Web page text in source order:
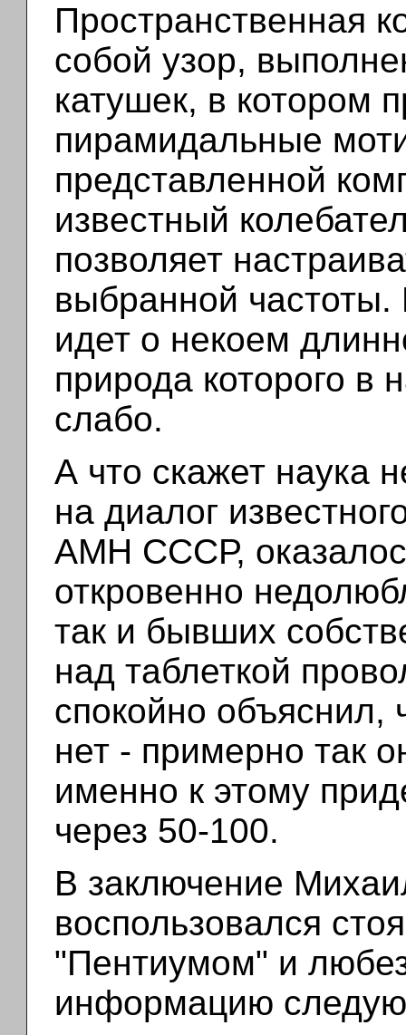
Пространственная
собой узор,
катушек, в котором
пирамидальные
представленной
известный
позволяет
выбранной
идет о некоем
природа которого в
слабо.
А что скажет наука
на диалог
АМН СССР,
откровенно
так и бывших
над таблеткой
спокойно объяснил,
нет - примерно так
именно к этому
через 50-100.
В заключение
воспользовался
"Пентиумом" и
информацию